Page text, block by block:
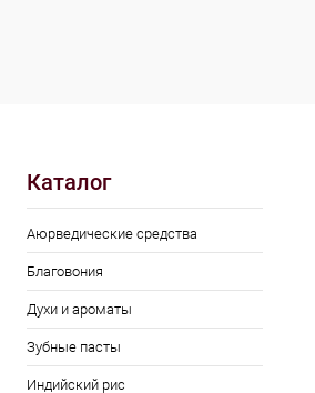
Каталог
Аюрведические средства
Благовония
Духи и ароматы
Зубные пасты
Индийский рис